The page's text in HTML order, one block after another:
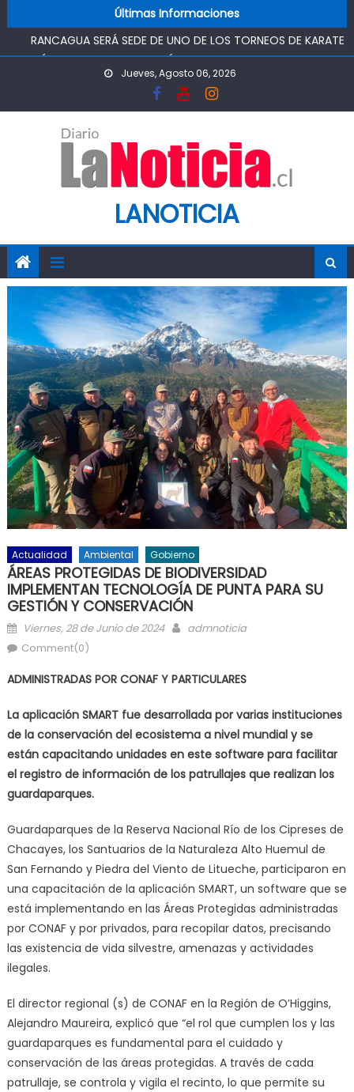
Últimas Informaciones
RANCAGUA SERÁ SEDE DE UNO DE LOS TORNEOS DE KARATE
MÁS IMPORTANTES DEL PAÍS
TOP DE RANCAGUA CONDENA A 5 AÑOS Y UN DÍA DE
PRESIDIO, AUTOR DE TRÁFICO DE DROGAS
ASOCIACIÓN JUNG DO KWAN DE RANCAGUA REUNIRÁ A
“CHAO TÓMBOLA”: DIPUTADO OMAR SABAT VOTA A FAVOR
DE PROYECTO QUE BUSCA DEVOLVER EL MÉRITO AL
SISTEMA DE ADMISIÓN ESCOLAR
Jueves, Agosto 06, 2026
LANOTICIA
Actualidad Ambiental Gobierno
ÁREAS PROTEGIDAS DE BIODIVERSIDAD
IMPLEMENTAN TECNOLOGÍA DE PUNTA PARA SU
GESTIÓN Y CONSERVACIÓN
Posted on
Viernes, 28 de Junio de 2024 Author
admnoticia
Comment(0)
ADMINISTRADAS POR CONAF Y PARTICULARES
La aplicación SMART fue desarrollada por varias instituciones
de la conservación del ecosistema a nivel mundial y se
están capacitando unidades en este software para facilitar
el registro de información de los patrullajes que realizan los
guardaparques.
Guardaparques de la Reserva Nacional Río de los Cipreses de
Chacayes, los Santuarios de la Naturaleza Alto Huemul de
San Fernando y Piedra del Viento de Litueche, participaron en
una capacitación de la aplicación SMART, un software que se
está implementando en las Áreas Protegidas administradas
por CONAF y por privados, para recopilar datos, precisando
las existencia de vida silvestre, amenazas y actividades
ilegales.
El director regional (s) de CONAF en la Región de O’Higgins,
Alejandro Maureira, explicó que “el rol que cumplen los y las
guardaparques es fundamental para el cuidado y
conservación de las áreas protegidas. A través de cada
patrullaje, se controla y vigila el recinto, lo que permite su